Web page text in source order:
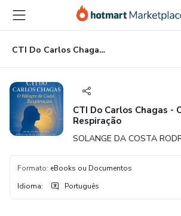
para
conteúdo
principal
para
pagamento
para
rodapé
CTI Do Carlos Chagas - O Milagre de cada Respiração
CTI Do Carlos Chagas -
Respiração
SOLANGE DA COSTA
Formato: eBooks ou Documentos
Idioma: Português